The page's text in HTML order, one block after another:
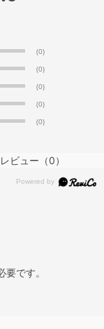
(0)
(0)
(0)
(0)
(0)
ビュー （0）
要です。